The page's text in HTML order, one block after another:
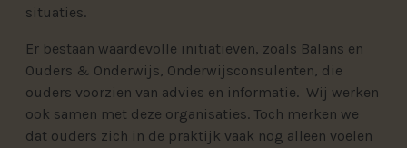
situaties.
Er bestaan waardevolle initiatieven, zoals Balans en
Ouders & Onderwijs, Onderwijsconsulenten, die
ouders voorzien van advies en informatie. Wij werken
ook samen met deze organisaties. Toch merken we
dat ouders zich in de praktijk vaak nog alleen voelen